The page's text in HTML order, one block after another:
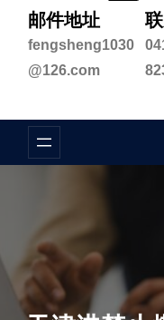
邮件地址
fengsheng1030
@126.com